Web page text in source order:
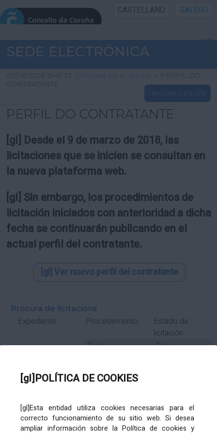
[gl]POLÍTICA DE COOKIES
[gl]Esta entidad utiliza cookies necesarias para el
correcto funcionamiento de su sitio web. Si desea
ampliar información sobre la Política de cookies y
CASTELLANO GALEGO
INICIO SEDE
INICIO
INFORMACIÓN PÚBLICA
UTILIDADES
SEDE ELECTRÓNICA
09/08/2026 15:49:23 CORUNA.ES > INICIO > PERFIL DO
CONTRATANTE
INICIAR SESIÓN
PERFIL DO CONTRATANTE
[gl] Desde el 9 de marzo de 2018, las
licitaciones que se inicien se consultan en
la nueva plataforma web.
[gl] Sin embargo, los procedimientos de
licitación iniciados con anterioridad a dicha
fecha se continuarán publicando en el
actual perfil del contratante.
[gl] Ver nuevo perfil del contratante
Procura de licitacións
Expediente Procedemento
Estado da
licitación
Subcontrato Tramitación
Órgano de contratación Título